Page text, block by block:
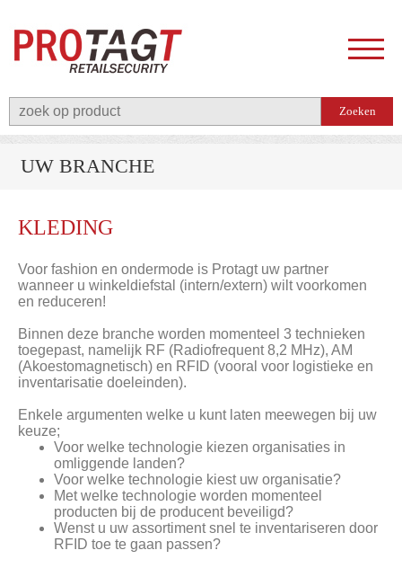
UW BRANCHE
KLEDING
Voor fashion en ondermode is Protagt uw partner
wanneer u winkeldiefstal (intern/extern) wilt voorkomen
en reduceren!
Binnen deze branche worden momenteel 3 technieken
toegepast, namelijk RF (Radiofrequent 8,2 MHz), AM
(Akoestomagnetisch) en RFID (vooral voor logistieke en
inventarisatie doeleinden).
Enkele argumenten welke u kunt laten meewegen bij uw
keuze;
Voor welke technologie kiezen organisaties in
omliggende landen?
Voor welke technologie kiest uw organisatie?
Met welke technologie worden momenteel
producten bij de producent beveiligd?
Wenst u uw assortiment snel te inventariseren door
RFID toe te gaan passen?